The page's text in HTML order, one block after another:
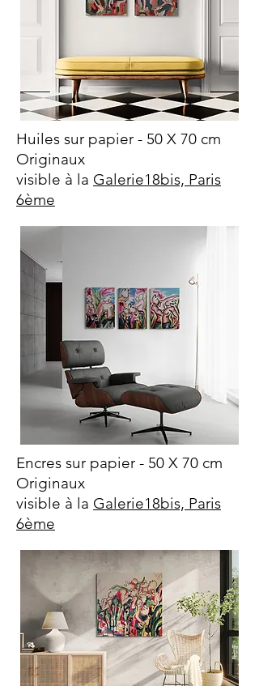
Huiles sur papier - 50 X 70 cm
Originaux
visible à la Galerie18bis, Paris
6ème
Encres sur papier - 50 X 70 cm
Originaux
visible à la Galerie18bis, Paris
6ème